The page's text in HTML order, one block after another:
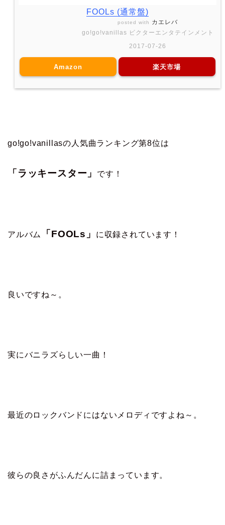
FOOLs (通常盤)
posted with カエレバ
go!go!vanillas ビクターエンタテインメント
2017-07-26
Amazon 楽天市場
go!go!vanillasの人気曲ランキング第8位は
「ラッキースター」 です！
アルバム 「FOOLs」 に収録されています！
良いですね～。
実にバニラズらしい一曲！
最近のロックバンドにはないメロディですよね～。
彼らの良さがふんだんに詰まっています。